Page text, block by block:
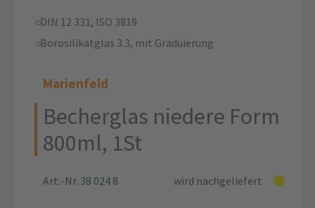
DIN 12 331, ISO 3819
Borosilikatglas 3.3, mit Graduierung
Marienfeld
Becherglas niedere Form
800ml, 1St
Art.-Nr. 38 024 8 wird nachgeliefert